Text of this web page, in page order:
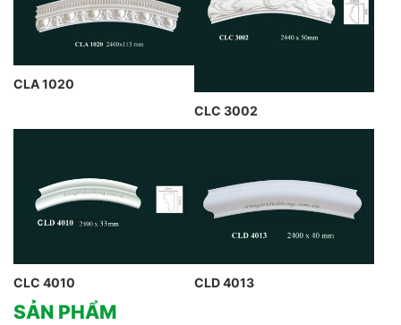
CLA 1020
CLC 3002
CLC 4010 CLD 4013
SẢN PHẨM